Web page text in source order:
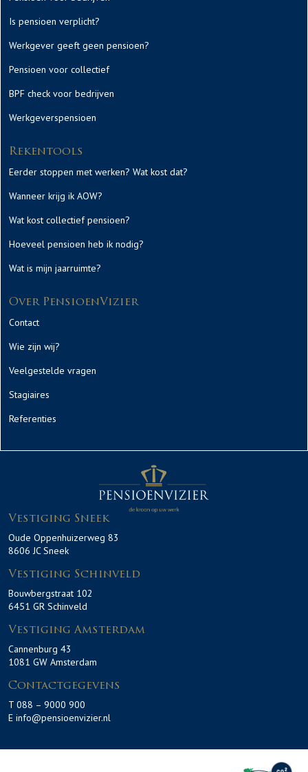
Is pensioen verplicht?
Werkgever geeft geen pensioen?
Pensioen voor collectief
BPF check voor bedrijven
Werkgeverspensioen
Rekentools
Eerder stoppen met werken? Wat kost dat?
Wanneer krijg ik AOW?
Wat kost collectief pensioen?
Hoeveel pensioen heb ik nodig?
Wat is mijn jaarruimte?
Over PensioenVizier
Contact
Wie zijn wij?
Veelgestelde vragen
Stagiaires
Referenties
Vestiging Sneek
Oude Oppenhuizerweg 83
8606 JC Sneek
Vestiging Schinveld
Bouwbergstraat 102
6451 GR Schinveld
Vestiging Amsterdam
Cannenburg 43
1081 GW Amsterdam
Contactgegevens
T 088 – 9000 900
E info@pensioenvizier.nl